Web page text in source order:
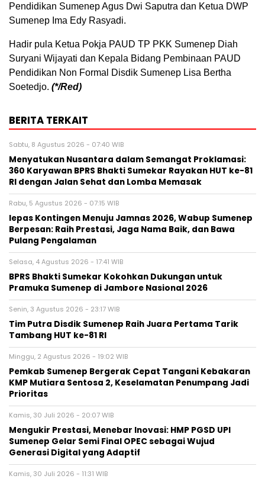
Pendidikan Sumenep Agus Dwi Saputra dan Ketua DWP
Sumenep Ima Edy Rasyadi.
Hadir pula Ketua Pokja PAUD TP PKK Sumenep Diah
Suryani Wijayati dan Kepala Bidang Pembinaan PAUD
Pendidikan Non Formal Disdik Sumenep Lisa Bertha
Soetedjo. (*/Red)
BERITA TERKAIT
Sabtu, 8 Agustus 2026 - 07:40 WIB
Menyatukan Nusantara dalam Semangat Proklamasi:
360 Karyawan BPRS Bhakti Sumekar Rayakan HUT ke-81
RI dengan Jalan Sehat dan Lomba Memasak
Rabu, 5 Agustus 2026 - 07:15 WIB
lepas Kontingen Menuju Jamnas 2026, Wabup Sumenep
Berpesan: Raih Prestasi, Jaga Nama Baik, dan Bawa
Pulang Pengalaman
Selasa, 4 Agustus 2026 - 17:41 WIB
BPRS Bhakti Sumekar Kokohkan Dukungan untuk
Pramuka Sumenep di Jambore Nasional 2026
Senin, 3 Agustus 2026 - 23:17 WIB
Tim Putra Disdik Sumenep Raih Juara Pertama Tarik
Tambang HUT ke-81 RI
Minggu, 2 Agustus 2026 - 19:02 WIB
Pemkab Sumenep Bergerak Cepat Tangani Kebakaran
KMP Mutiara Sentosa 2, Keselamatan Penumpang Jadi
Prioritas
Kamis, 30 Juli 2026 - 20:07 WIB
Mengukir Prestasi, Menebar Inovasi: HMP PGSD UPI
Sumenep Gelar Semi Final OPEC sebagai Wujud
Generasi Digital yang Adaptif
Kamis, 30 Juli 2026 - 11:31 WIB